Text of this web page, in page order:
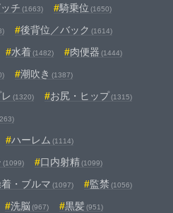
チ (1663) 騎乗位 (1650)
後背位／バック (1614)
水着 (1482) 肉便器 (1444)
潮吹き (1387)
(1320) お尻・ヒップ(1315)
ハーレム (1114)
(1099) 口内射精(1099)
・ブルマ (1097) 監禁 (1056)
洗脳 (967) 黒髪 (951)